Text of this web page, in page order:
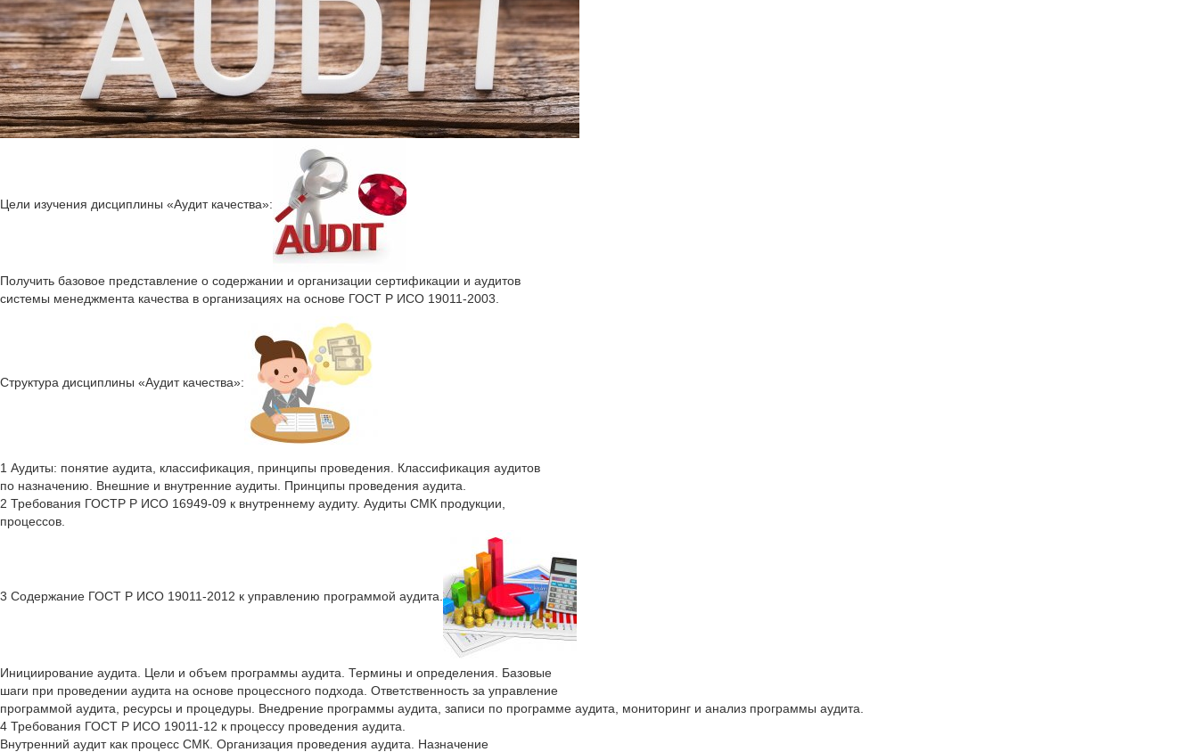
Цели изучения дисциплины «Аудит качества»:
Получить базовое представление о содержании и организации сертификации и аудитов
системы менеджмента качества в организациях на основе ГОСТ Р ИСО 19011-2003.
Структура дисциплины «Аудит качества»:
1 Аудиты: понятие аудита, классификация, принципы проведения. Классификация аудитов
по назначению. Внешние и внутренние аудиты. Принципы проведения аудита.
2 Требования ГОСТР Р ИСО 16949-09 к внутреннему аудиту. Аудиты СМК продукции,
процессов.
3 Содержание ГОСТ Р ИСО 19011-2012 к управлению программой аудита.
Инициирование аудита. Цели и объем программы аудита. Термины и определения. Базовые
шаги при проведении аудита на основе процессного подхода. Ответственность за управление
программой аудита, ресурсы и процедуры. Внедрение программы аудита, записи по программе аудита, мониторинг и анализ программы аудита.
4 Требования ГОСТ Р ИСО 19011-12 к процессу проведения аудита.
Внутренний аудит как процесс СМК. Организация проведения аудита. Назначение